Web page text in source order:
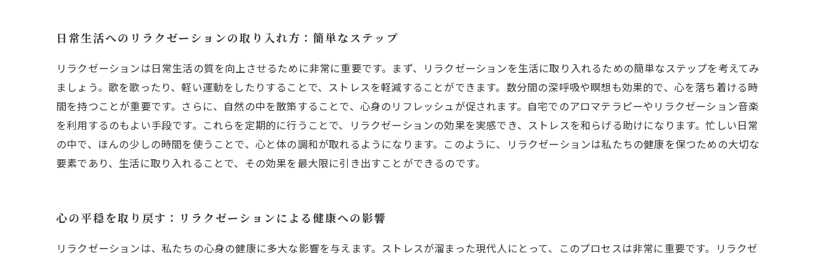
日常生活へのリラクゼーションの取り入れ方：簡単なステップ
リラクゼーションは日常生活の質を向上させるために非常に重要です。まず、リラクゼーションを生活に取り入れるための簡単なステップを考えてみ
ましょう。歌を歌ったり、軽い運動をしたりすることで、ストレスを軽減することができます。数分間の深呼吸や瞑想も効果的で、心を落ち着ける時
間を持つことが重要です。さらに、自然の中を散策することで、心身のリフレッシュが促されます。自宅でのアロマテラピーやリラクゼーション音楽
を利用するのもよい手段です。これらを定期的に行うことで、リラクゼーションの効果を実感でき、ストレスを和らげる助けになります。忙しい日常
の中で、ほんの少しの時間を使うことで、心と体の調和が取れるようになります。このように、リラクゼーションは私たちの健康を保つための大切な
要素であり、生活に取り入れることで、その効果を最大限に引き出すことができるのです。
心の平穏を取り戻す：リラクゼーションによる健康への影響
リラクゼーションは、私たちの心身の健康に多大な影響を与えます。ストレスが溜まった現代人にとって、このプロセスは非常に重要です。リラクゼ